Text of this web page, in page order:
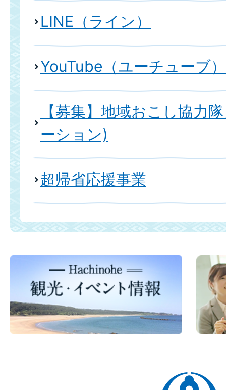
LINE（ライン）
YouTube（ユーチューブ）
【募集】地域おこし協力
ーション)
超帰省応援事業
八